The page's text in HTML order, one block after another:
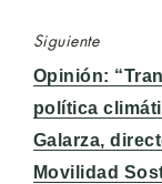
Siguiente
Entrada
siguiente:
Opinión:
política
Galarza,
Movilidad